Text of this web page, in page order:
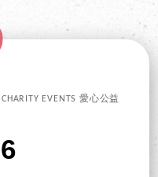
CHARITY EVENTS 愛心公益